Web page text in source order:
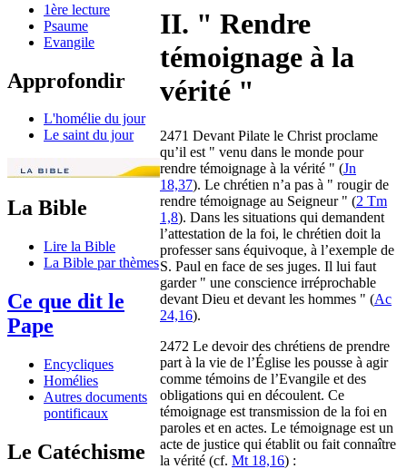
1ère lecture
Psaume
Evangile
Approfondir
L'homélie du jour
Le saint du jour
La Bible
Lire la Bible
La Bible par thèmes
Ce que dit le
Pape
Encycliques
Homélies
Autres documents
pontificaux
Le Catéchisme
II. " Rendre
témoignage à la
vérité "
2471 Devant Pilate le Christ proclame
qu’il est " venu dans le monde pour
rendre témoignage à la vérité " (Jn
18,37). Le chrétien n’a pas à " rougir de
rendre témoignage au Seigneur " (2 Tm
1,8). Dans les situations qui demandent
l’attestation de la foi, le chrétien doit la
professer sans équivoque, à l’exemple de
S. Paul en face de ses juges. Il lui faut
garder " une conscience irréprochable
devant Dieu et devant les hommes " (Ac
24,16).
2472 Le devoir des chrétiens de prendre
part à la vie de l’Église les pousse à agir
comme témoins de l’Evangile et des
obligations qui en découlent. Ce
témoignage est transmission de la foi en
paroles et en actes. Le témoignage est un
acte de justice qui établit ou fait connaître
la vérité (cf. Mt 18,16) :